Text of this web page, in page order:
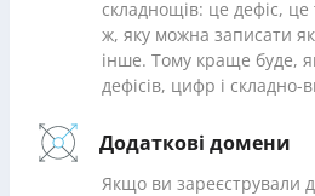
складнощів: це дефіс, це
ж, яку можна записати
інше. Тому краще буде,
дефісів, цифр і
Додаткові домени
Якщо ви зареєстрували